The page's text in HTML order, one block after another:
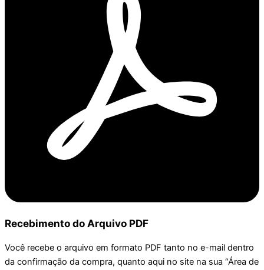
Recebimento do Arquivo PDF
Você recebe o arquivo em formato PDF tanto no e-mail dentro
da confirmação da compra, quanto aqui no site na sua “Área de